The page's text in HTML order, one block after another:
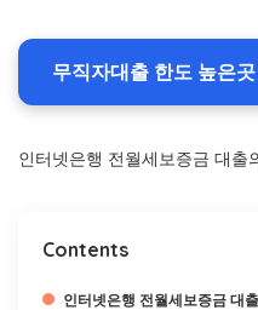
무직자대출 한도 높은
인터넷은행 전월세보증금 대출
Contents
인터넷은행 전월세보증금 대